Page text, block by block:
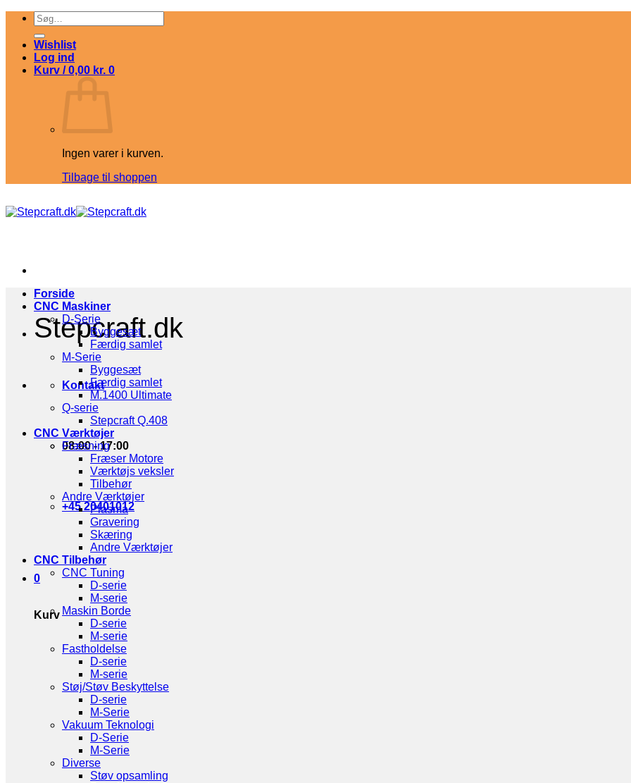
Fortsæt
indhold
Søg
efter:
Wishlist
Log ind
Kurv /0,00 kr. 0
Ingen varer i kurven.
Tilbage til shoppen
Stepcraft.dk
Kontakt
08:00 - 17:00
+45 20401012
0
Kurv
Forside
CNC Maskiner
D-Serie
Byggesæt
Færdig samlet
M-Serie
Byggesæt
Færdig samlet
M.1400 Ultimate
Q-serie
Stepcraft Q.408
CNC Værktøjer
Fræsning
Fræser Motore
Værktøjs veksler
Tilbehør
Andre Værktøjer
Plasma
Gravering
Skæring
Andre Værktøjer
CNC Tilbehør
CNC Tuning
D-serie
M-serie
Maskin Borde
D-serie
M-serie
Fastholdelse
D-serie
M-serie
Støj/Støv Beskyttelse
D-serie
M-Serie
Vakuum Teknologi
D-Serie
M-Serie
Diverse
Støv opsamling